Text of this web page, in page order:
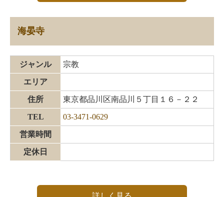
海晏寺
ジャンル 宗教
エリア
住所 東京都品川区南品川５丁目１６－２２
TEL 03-3471-0629
営業時間
定休日